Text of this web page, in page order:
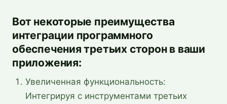
Вот некоторые преимущества
интеграции программного
обеспечения третьих сторон в ваши
приложения:
Увеличенная функциональность:
Интегрируя с инструментами третьих